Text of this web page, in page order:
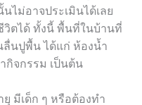
ไม่อาจประเมินได้เลย
วิตได้ ทั้งนี้ พื้นที่ในบ้านที่
ลื่นปูพื้น ได้แก่ ห้องน้ำ
กิจกรรม เป็นต้น
มีเด็ก ๆ หรือต้องทำ